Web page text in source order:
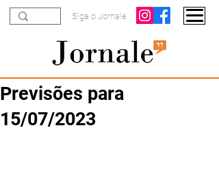
Siga o Jornale
Previsões para
15/07/2023